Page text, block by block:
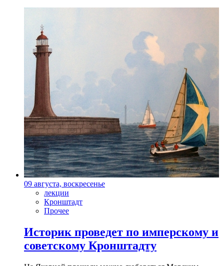
09 августа, воскресенье
лекции
Кронштадт
Прочее
Историк проведет по имперскому и
советскому Кронштадту